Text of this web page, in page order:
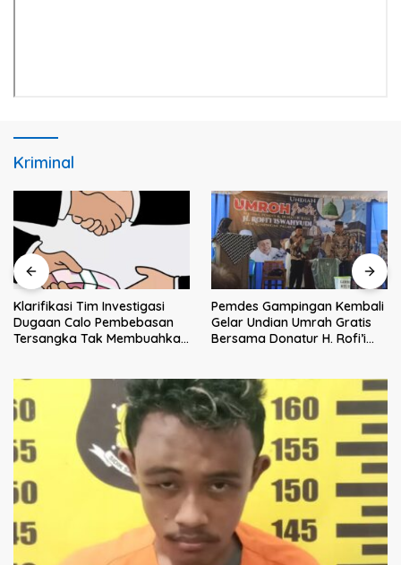
Kriminal
Klarifikasi Tim Investigasi
Dugaan Calo Pembebasan
Tersangka Tak Membuahkan
Pemdes Gampingan Kembali
Gelar Undian Umrah Gratis
Bersama Donatur H. Rofi’i